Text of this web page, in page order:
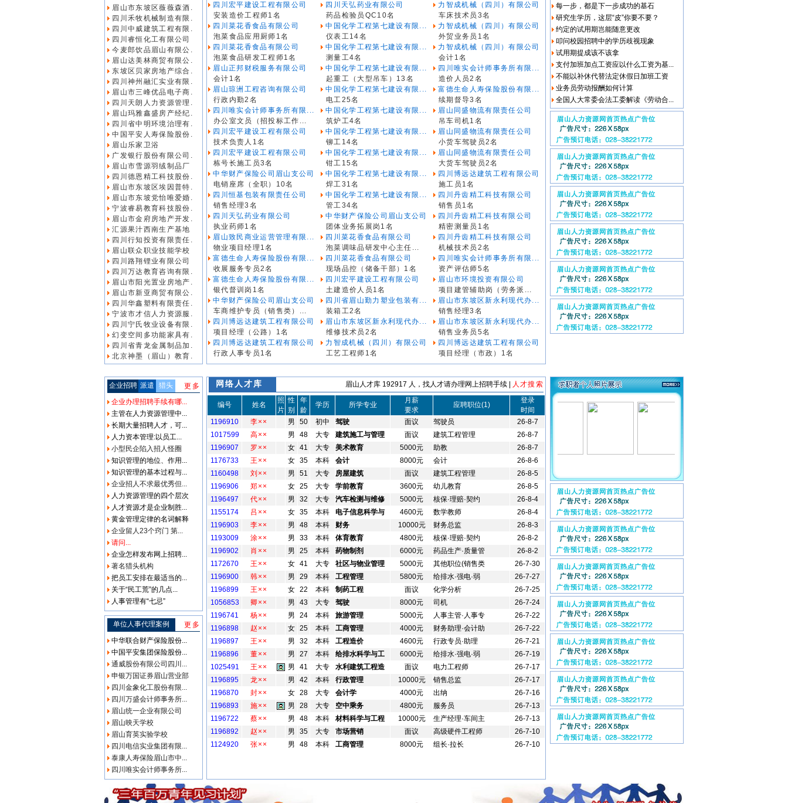
眉山市东坡区薇薇森酒.
四川禾牧机械制造有限.
四川中威建筑工程有限.
四川睿恒化工有限公司
今麦郎饮品眉山有限公.
眉山达美林商贸有限公.
东坡区贝家房地产综合.
四川神州融汇实业有限.
眉山市三峰优品电子商.
四川天朗人力资源管理.
眉山玛雅鑫盛房产经纪.
四川省中明环境治理有.
中国平安人寿保险股份.
眉山乐家卫浴
广发银行股份有限公司.
眉山市雪源羽绒制品厂
四川德恩精工科技股份.
眉山市东坡区埃因普特.
眉山市东坡党怡唯爱婚.
宁波睿易教育科技股份.
眉山市金府房地产开发.
汇源果汁西南生产基地
四川行知投资有限责任.
眉山联众职业技能学校
四川路翔锂业有限公司
四川万达教育咨询有限.
眉山市阳光置业房地产.
眉山市新亚商贸有限公.
四川华鑫塑料有限责任.
宁波市才信人力资源服.
四川宁氏牧业设备有限.
幻变空间多功能家具有.
四川省青龙金属制品加.
北京神墨（眉山）教育.
四川宏平建设工程有限公司
安装造价工程师1名
四川菜花香食品有限公司
泡菜食品应用厨师1名
四川菜花香食品有限公司
泡菜食品研发工程师1名
眉山正邦财税服务有限公司
会计1名
眉山琼洲工程咨询有限公司
行政内勤2名
四川唯实会计师事务所有限...
办公室文员（招投标工作...
四川宏平建设工程有限公司
技术负责人1名
四川宏平建设工程有限公司
栋号长施工员3名
中华财产保险公司眉山支公司
电销座席（全职）10名
四川恒基包装有限责任公司
销售经理3名
四川天弘药业有限公司
执业药师1名
眉山致民商业运营管理有限...
物业项目经理1名
富德生命人寿保险股份有限...
收展服务专员2名
富德生命人寿保险股份有限...
银代督训岗1名
中华财产保险公司眉山支公司
车商维护专员（销售类）...
四川博远达建筑工程有限公司
项目经理（公路）1名
四川博远达建筑工程有限公司
行政人事专员1名
四川天弘药业有限公司
药品检验员QC10名
中国化学工程第七建设有限...
仪表工14名
中国化学工程第七建设有限...
测量工4名
中国化学工程第七建设有限...
起重工（大型吊车）13名
中国化学工程第七建设有限...
电工25名
中国化学工程第七建设有限...
筑炉工4名
中国化学工程第七建设有限...
铆工14名
中国化学工程第七建设有限...
钳工15名
中国化学工程第七建设有限...
焊工31名
中国化学工程第七建设有限...
管工34名
中华财产保险公司眉山支公司
团体业务拓展岗1名
四川菜花香食品有限公司
泡菜调味品研发中心主任...
四川菜花香食品有限公司
现场品控（储备干部）1名
四川宏平建设工程有限公司
土建造价人员1名
四川省眉山勤力塑业包装有...
装箱工2名
眉山市东坡区新永利现代办...
维修技术员2名
力智成机械（四川）有限公司
工艺工程师1名
力智成机械（四川）有限公司
车床技术员3名
力智成机械（四川）有限公司
外贸业务员1名
力智成机械（四川）有限公司
会计1名
四川唯实会计师事务所有限...
造价人员2名
富德生命人寿保险股份有限...
续期督导3名
眉山同盛物流有限责任公司
吊车司机1名
眉山同盛物流有限责任公司
小货车驾驶员2名
眉山同盛物流有限责任公司
大货车驾驶员2名
四川博远达建筑工程有限公司
施工员1名
四川丹齿精工科技有限公司
销售员1名
四川丹齿精工科技有限公司
精密测量员1名
四川丹齿精工科技有限公司
机械技术员2名
四川唯实会计师事务所有限...
资产评估师5名
眉山市环境投资有限公司
项目建管辅助岗（劳务派...
眉山市东坡区新永利现代办...
销售经理3名
眉山市东坡区新永利现代办...
销售业务员5名
四川博远达建筑工程有限公司
项目经理（市政）1名
每一步，都是下一步成功的基石
研究生学历，这层“皮”你要不要？
约定的试用期岂能随意更改
叩问校园招聘中的学历歧视现象
试用期提成该不该拿
支付加班加点工资应以什么工资为基...
不能以补休代替法定休假日加班工资
业务员劳动报酬如何计算
全国人大常委会法工委解读《劳动合...
企业招聘 派遣 猎头
更多
企业办理招聘手续有哪...
主管在人力资源管理中...
长期大量招聘人才，可...
人力资本管理:以员工...
小型民企陷入招人怪圈
知识管理的地位、作用...
知识管理的基本过程与...
企业招人不求最优秀但...
人力资源管理的四个层次
人才资源才是企业制胜...
黄金管理定律的名词解释
企业留人23个窍门 第...
请问...
企业怎样发布网上招聘...
著名猎头机构
把员工安排在最适当的...
关于“民工荒”的几点...
人事管理有“七忌”
单位人事代理案例
更多
中华联合财产保险股份...
中国平安集团保险股份...
通威股份有限公司四川...
申银万国证券眉山营业部
四川金象化工股份有限...
四川万盛会计师事务所...
眉山统一企业有限公司
眉山映天学校
眉山育英实验学校
四川电信实业集团有限...
泰康人寿保险眉山市中...
四川唯实会计师事务所...
网络人才库 眉山人才库 192917 人，找人才请办理网上招聘手续 | 人才搜索
编号 姓名
照
片
性
别
年
龄
学历 所学专业
月薪
要求
应聘职位(1)
登录
时间
1196910
李×× 男 50 初中 驾驶 面议 驾驶员
26-8-7
1017599
高×× 男 48 大专 建筑施工与管理 面议 建筑工程管理
26-8-7
1196907
罗×× 女 41 大专 美术教育 5000元 助教
26-8-7
1176733
王×× 女 35 本科 会计 8000元 会计
26-8-6
1160498
刘×× 男 51 大专 房屋建筑 面议 建筑工程管理
26-8-5
1196906
郑×× 女 25 大专 学前教育 3600元 幼儿教育
26-8-5
1196497
代×× 男 32 大专 汽车检测与维修 5000元 核保·理赔·契约
26-8-4
1155174
吕×× 女 35 本科 电子信息科学与 4600元 数学教师
26-8-4
1196903
李×× 男 48 本科 财务 10000元 财务总监
26-8-3
1193009
涂×× 男 33 本科 体育教育 4800元 核保·理赔·契约
26-8-2
1196902
肖×× 男 25 本科 药物制剂 6000元 药品生产·质量管
26-8-2
1172670
王×× 女 41 大专 社区与物业管理 5000元 其他职位(销售类
26-7-30
1196900
韩×× 男 29 本科 工程管理 5800元 给排水·强电·弱
26-7-27
1196899
王×× 女 22 本科 制药工程 面议 化学分析
26-7-25
1056853
卿×× 男 43 大专 驾驶 8000元 司机
26-7-24
1196741
杨×× 男 24 本科 旅游管理 5000元 人事主管·人事专
26-7-22
1196898
赵×× 女 25 本科 工商管理 4000元 财务助理·会计助
26-7-22
1196897
王×× 男 32 本科 工程造价 4600元 行政专员·助理
26-7-21
1196896
董×× 男 27 本科 给排水科学与工 6000元 给排水·强电·弱
26-7-19
1025491
王×× 男 41 大专 水利建筑工程造 面议 电力工程师
26-7-17
1196895
龙×× 男 42 本科 行政管理 10000元 销售总监
26-7-17
1196870
封×× 女 28 大专 会计学 4000元 出纳
26-7-16
1196893
施×× 男 28 大专 空中乘务 4800元 服务员
26-7-13
1196722
蔡×× 男 48 本科 材料科学与工程 10000元 生产经理·车间主
26-7-13
1196892
赵×× 男 35 大专 市场营销 面议 高级硬件工程师
26-7-10
1124920
张×× 男 48 本科 工商管理 8000元 组长·拉长 26-7-10